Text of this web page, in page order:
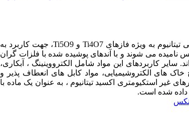
اخیراً با توجه به پایداری شیمیایی ذاتی و رسانایی بالای اکسیدهای فرعی یا فازهای ماگنلی تیتانیوم به ویژه فازهای Ti4O7 و Ti5O9، جهت کاربرد به
نامیده می شوند و با آندهای پوشیده شده با فلزات گران
سایر کاربردهای این مواد شامل الکترووینینگ ، آبکاری،
های الکتروشیمیایی، مواد کابل های انعطاف پذیر و
استکیومتری اکسید تیتانیوم ، به عنوان یک ماده با
داده شده است.